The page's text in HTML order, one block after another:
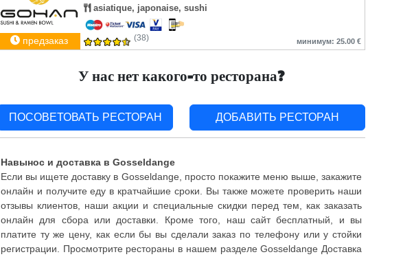
asiatique, japonaise, sushi
предзаказ (38) минимум: 25.00 €
У нас нет какого-то ресторана?
ПОСОВЕТОВАТЬ РЕСТОРАН ДОБАВИТЬ РЕСТОРАН
Навынос и доставка в Gosseldange
Если вы ищете доставку в Gosseldange, просто покажите меню выше, закажите
онлайн и получите еду в кратчайшие сроки. Вы также можете проверить наши
отзывы клиентов, наши акции и специальные скидки перед тем, как заказать
онлайн для сбора или доставки. Кроме того, наш сайт бесплатный, и вы
платите ту же цену, как если бы вы сделали заказ по телефону или у стойки
регистрации. Просмотрите рестораны в нашем разделе Gosseldange Доставка